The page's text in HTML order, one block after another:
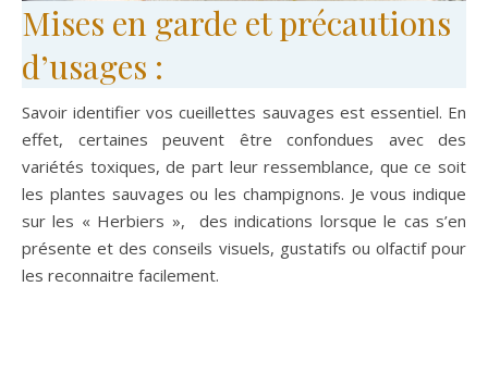
Mises en garde et précautions
d’usages :
Savoir identifier vos cueillettes sauvages est essentiel. En
effet, certaines peuvent être confondues avec des
variétés toxiques, de part leur ressemblance, que ce soit
les plantes sauvages ou les champignons. Je vous indique
sur les « Herbiers », des indications lorsque le cas s’en
présente et des conseils visuels, gustatifs ou olfactif pour
les reconnaitre facilement.